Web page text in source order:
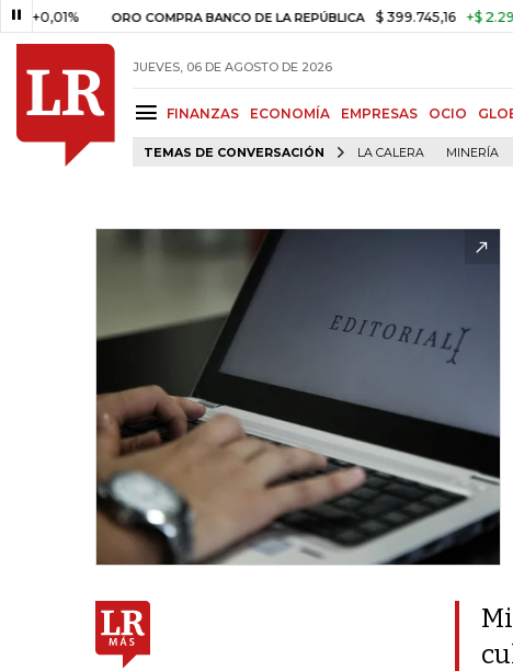
ORO COMPRA BANCO DE LA REPÚBLICA $ 399.745,16 +$ 2.295,71
JUEVES, 06 DE AGOSTO DE 2026
FINANZAS ECONOMÍA EMPRESAS OCIO
TEMAS DE CONVERSACIÓN LA CALERA MINERÍA